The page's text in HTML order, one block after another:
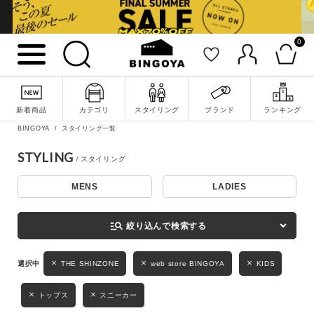
0
新着商品 カテゴリ スタイリング ブランド ランキング
詳細検索
キーワード
性別
MENS LADIES KIDS
BINGOYA スタイリング一覧
STYLING
MENS LADIES
manage_search 絞り込んで検索する
THE SHINZONE web store BINGOYA KIDS
トップス スニーカー